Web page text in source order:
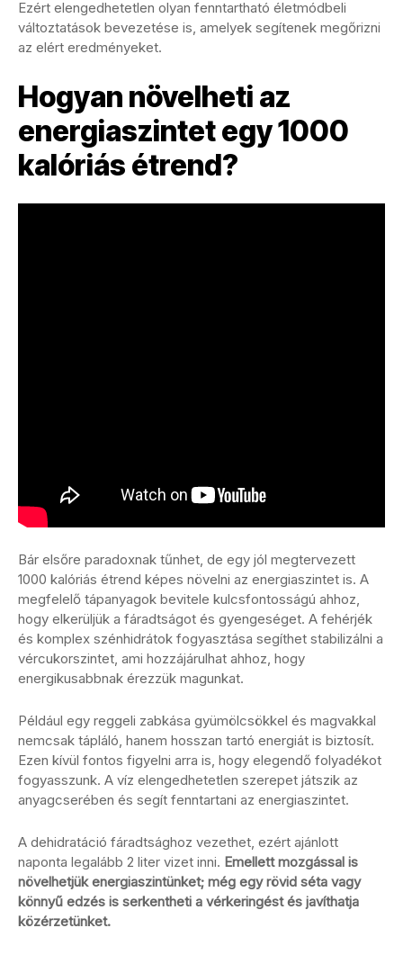
Ezért elengedhetetlen olyan fenntartható életmódbeli
változtatások bevezetése is, amelyek segítenek megőrizni
az elért eredményeket.
Hogyan növelheti az
energiaszintet egy 1000
kalóriás étrend?
Bár elsőre paradoxnak tűnhet, de egy jól megtervezett
1000 kalóriás étrend képes növelni az energiaszintet is. A
megfelelő tápanyagok bevitele kulcsfontosságú ahhoz,
hogy elkerüljük a fáradtságot és gyengeséget. A fehérjék
és komplex szénhidrátok fogyasztása segíthet stabilizálni a
vércukorszintet, ami hozzájárulhat ahhoz, hogy
energikusabbnak érezzük magunkat.
Például egy reggeli zabkása gyümölcsökkel és magvakkal
nemcsak tápláló, hanem hosszan tartó energiát is biztosít.
Ezen kívül fontos figyelni arra is, hogy elegendő folyadékot
fogyasszunk. A víz elengedhetetlen szerepet játszik az
anyagcserében és segít fenntartani az energiaszintet.
A dehidratáció fáradtsághoz vezethet, ezért ajánlott
naponta legalább 2 liter vizet inni. Emellett mozgással is
növelhetjük energiaszintünket; még egy rövid séta vagy
könnyű edzés is serkentheti a vérkeringést és javíthatja
közérzetünket.